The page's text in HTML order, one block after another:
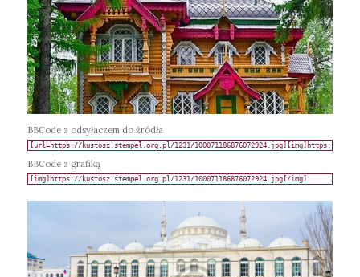
BBCode z odsyłaczem do źródła
BBCode z grafiką